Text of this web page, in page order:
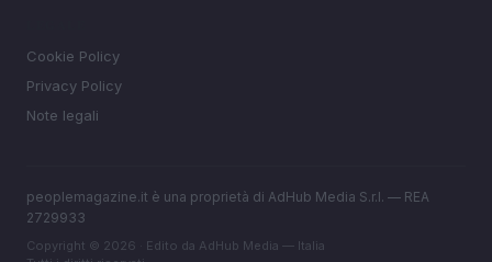
Cookie Policy
Privacy Policy
Note legali
peoplemagazine.it è una proprietà di AdHub Media S.r.l. — REA
2729933
Copyright © 2026 · Edito da AdHub Media — Italia